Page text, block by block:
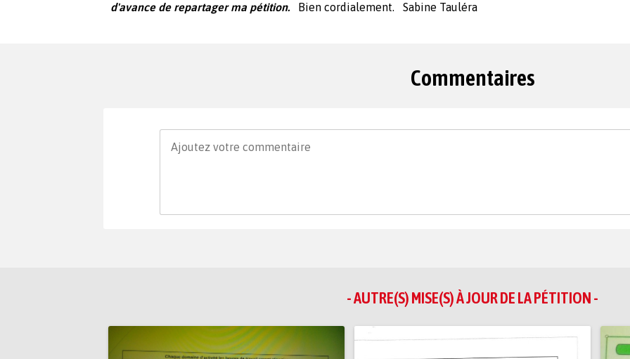
d'avance de repartager ma pétition. Bien cordialement. Sabine Tauléra
Commentaires
- AUTRE(S) MISE(S) À JOUR DE LA PÉTITION -